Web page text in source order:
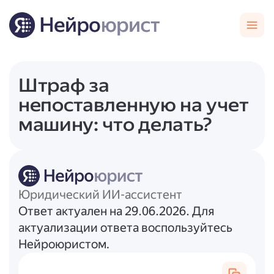
Штраф за
непоставленную на учет
машину: что делать?
Юридический ИИ-ассистент
Ответ актуален на 29.06.2026. Для
актуализации ответа воспользуйтесь
Нейроюристом.